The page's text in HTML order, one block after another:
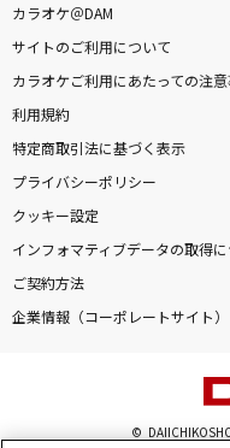
カラオケ＠DAM
サイトのご利用について
カラオケご利用にあたっての注意
利用規約
特定商取引法に基づく表示
プライバシーポリシー
クッキー設定
インフォマティブデータの取得に
ご契約方法
企業情報（コーポレートサイト）
©